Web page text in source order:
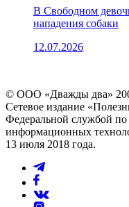
В Свободном
нападения собаки
12.07.2026
© ООО «Дважды два»
Сетевое издание
Федеральной службой по
информационных
13 июля 2018 года.